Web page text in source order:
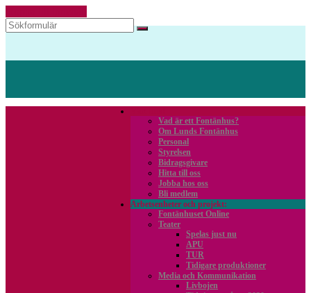
Sök
Vad är ett Fontänhus?
Om Lunds Fontänhus
Personal
Styrelsen
Bidragsgivare
Hitta till oss
Jobba hos oss
Bli medlem
Arbetsenheter och projekt
Fontänhuset Online
Teater
Spelas just nu
APU
TUR
Tidigare produktioner
Media och Kommunikation
Livbojen